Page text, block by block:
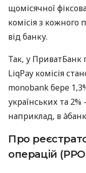
щомісячної
комісія з кожного
від банку.
Так, у ПриватБанк
LiqPay комісія
monobank бере
українських та
наприклад, в àбанк
Про
операцій